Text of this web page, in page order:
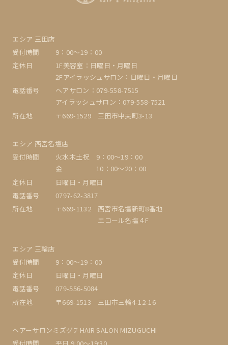
エシア 三田店
受付時間
9：00〜19：00
定休日
1F美容室：日曜日・月曜日
2Fアイラッシュサロン：日曜日・月曜日
電話番号
ヘアサロン：079-558-7515
アイラッシュサロン：079-558-7521
所在地
〒669-1529 三田市中央町3-13
エシア 西宮名塩店
受付時間
火水木土祝 9：00〜19：00
金 10：00～20：00
定休日
日曜日・月曜日
電話番号
0797-62-3817
所在地
〒669-1132 西宮市名塩新町8番地
エコール名塩４F
エシア 三輪店
受付時間
9：00〜19：00
定休日
日曜日・月曜日
電話番号
079-556-5084
所在地
〒669-1513 三田市三輪4-12-16
ヘアーサロンミズグチHAIR SALON MIZUGUCHI